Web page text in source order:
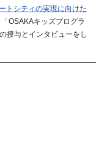
トシティの実現に向けた
「OSAKAキッズプログラ
授与とインタビューをし